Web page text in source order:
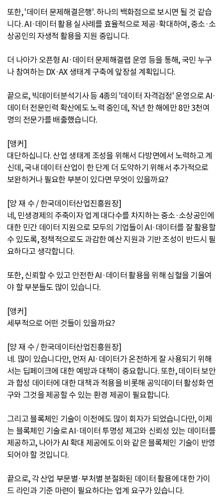
또한, '데이터 문제해결은행'. 하나의 백화점으로 보시면 될 것 같습
니다. AI·데이터 활용 실사례를 효율적으로 제공·확대하여, 중소·소
상공인의 자생적 활용을 지원 중입니다.
더 나아가 오픈형 AI·데이터 문제해결랩 운영 등을 통해, 국민 누구
나 참여하는 DX·AX 생태계 구축에 앞장설 계획입니다.
끝으로, 빅데이터분석기사 등 4종의 '데이터 자격검정' 운영으로 AI·
데이터 전문인력 확산에도 노력 중인데, 작년 한 해에만 8만 3천여
명의 전문가를 배출했습니다.
[앵커]
대단하십니다. 산업 생태계 조성을 위해서 다방면에서 노력하고 계
신데, 국내 데이터 산업이 한 단계 더 도약하기 위해서 추가적으로
보완하거나 필요한 부분이 있다면 무엇이 있을까요?
[양 재 수 / 한국데이터산업진흥원장]
네, 민생경제의 주축이자 업계 대다수를 차지하는 중소·소상공인에
대한 민간 데이터 지원으로 모두의 기업들이 AI·데이터를 잘 활용할
수 있도록, 정책적으로도 과감한 예산 지원과 기반 조성이 반드시 필
요하다고 생각합니다.
또한, 신뢰할 수 있고 안전한 AI·데이터 활용을 위해 심혈을 기울여
야 할 부분들도 많이 있습니다.
[앵커]
세부적으로 어떤 것들이 있을까요?
[양 재 수 / 한국데이터산업진흥원장]
네. 많이 있습니다만, 먼저 AI·데이터가 온전하게 잘 사용되기 위해
서는 딥페이크에 대한 예방과 대책이 중요합니다. 또한, 데이터 보안
과 합성 데이터에 대한 대책과 적용을 비롯해 공익데이터 활성화 연
구와 그것을 제공할 수 있는 환경 제공이 필요합니다.
그리고 블록체인 기술이 이전에도 많이 회자가 되었습니다만, 이제
는 블록체인 기술로 AI·데이터 투명성 제고와 신뢰성 있는 데이터를
제공하고, 나아가 AI 확대 제공에도 이와 같은 블록체인 기술이 반영
되어야 할 것입니다.
끝으로, 각 산업 부문별·부처별 분절화된 데이터 활용에 대한 가이
드 라인과 기준 마련이 필요하다는 업계 요구가 있습니다.